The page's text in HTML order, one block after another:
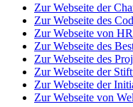
Zur Webseite der
Zur Webseite des
Zur Webseite von
Zur Webseite des
Zur Webseite des
Zur Webseite der
Zur Webseite der
Zur Webseite von